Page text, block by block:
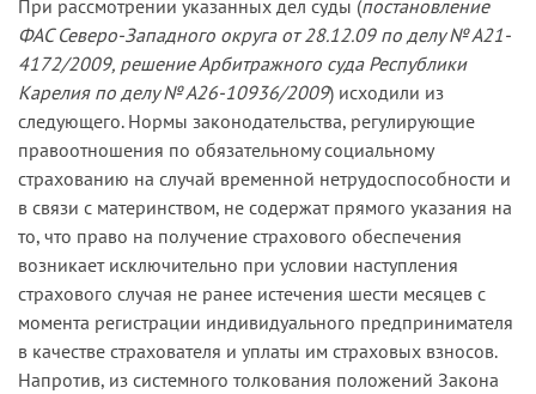
При рассмотрении указанных дел суды (постановление
ФАС Северо-Западного округа от 28.12.09 по делу № А21-
4172/2009, решение Арбитражного суда Республики
Карелия по делу № А26-10936/2009) исходили из
следующего. Нормы законодательства, регулирующие
правоотношения по обязательному социальному
страхованию на случай временной нетрудоспособности и
в связи с материнством, не содержат прямого указания на
то, что право на получение страхового обеспечения
возникает исключительно при условии наступления
страхового случая не ранее истечения шести месяцев с
момента регистрации индивидуального предпринимателя
в качестве страхователя и уплаты им страховых взносов.
Напротив, из системного толкования положений Закона